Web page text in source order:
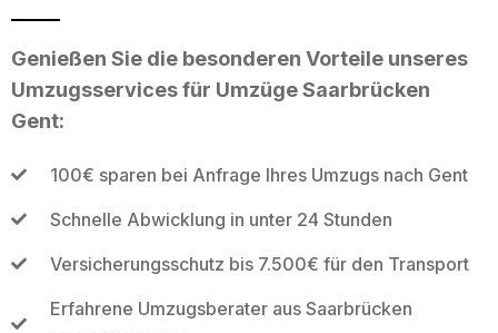
Genießen Sie die besonderen Vorteile unseres
Umzugsservices für Umzüge Saarbrücken
Gent:
100€ sparen bei Anfrage Ihres Umzugs nach Gent
Schnelle Abwicklung in unter 24 Stunden
Versicherungsschutz bis 7.500€ für den Transport
Erfahrene Umzugsberater aus Saarbrücken